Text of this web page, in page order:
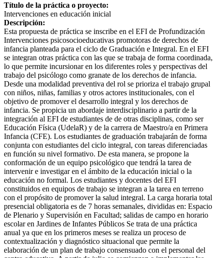
Título de la práctica o proyecto:
Intervenciones en educación inicial
Descripción:
Esta propuesta de práctica se inscribe en el EFI de Profundización
Intervenciones psicosocioeducativas promotoras de derechos de
infancia planteada para el ciclo de Graduación e Integral. En el EFI
se integran otras práctica con las que se trabaja de forma coordinada,
lo que permite incursionar en los diferentes roles y perspectivas del
trabajo del psicólogo como granate de los derechos de infancia.
Desde una modalidad preventiva del rol se prioriza el trabajo grupal
con niños, niñas, familias y otros actores institucionales, con el
objetivo de promover el desarrollo integral y los derechos de
infancia. Se propicia un abordaje interdisciplinario a partir de la
integración al EFI de estudiantes de de otras disciplinas, como ser
Educación Física (UdelaR) y de la carrera de Maestro/a en Primera
Infancia (CFE). Los estudiantes de graduación trabajarán de forma
conjunta con estudiantes del ciclo integral, con tareas diferenciadas
en función su nivel formativo. De esta manera, se propone la
conformación de un equipo psicológico que tendrá la tarea de
intervenir e investigar en el ámbito de la educación inicial o la
educación no formal. Los estudiantes y docentes del EFI
constituidos en equipos de trabajo se integran a la tarea en terreno
con el propósito de promover la salud integral. La carga horaria total
presencial obligatoria es de 7 horas semanales, divididas en: Espacio
de Plenario y Supervisión en Facultad; salidas de campo en horario
escolar en Jardines de Infantes Públicos Se trata de una práctica
anual ya que en los primeros meses se realiza un proceso de
contextualización y diagnóstico situacional que permite la
elaboración de un plan de trabajo consensuado con el personal del